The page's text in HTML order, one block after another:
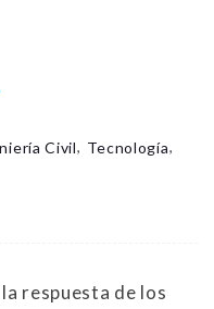
Civil, Tecnología,
respuesta de los